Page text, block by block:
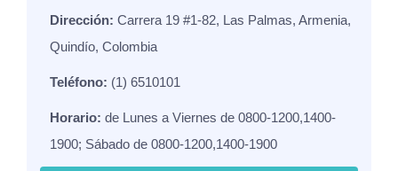
Dirección: Carrera 19 #1-82, Las Palmas, Armenia,
Quindío, Colombia
Teléfono: (1) 6510101
Horario: de Lunes a Viernes de 0800-1200,1400-
1900; Sábado de 0800-1200,1400-1900